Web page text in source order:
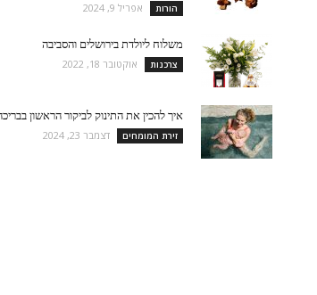
הורות אפריל 9, 2024
משלוח ליולדת בירושלים והסביבה
צרכנות אוקטובר 18, 2022
איך להכין את התינוק לביקור הראשון
זירת המומחים דצמבר 23, 2024